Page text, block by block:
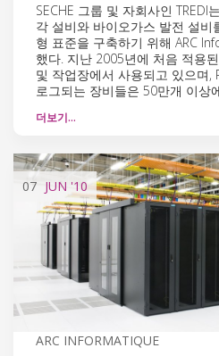
SECHE 그룹 및 자회사인
각 설비와 바이오가스 발전 설비
형 표준을 구축하기 위해 ARC
했다. 지난 2005년에 처음 적용
및 작업장에서 사용되고 있으며,
로그되는 장비들은 50만개 이상
더보기…
07 JUN '10
ARC INFORMATIQUE